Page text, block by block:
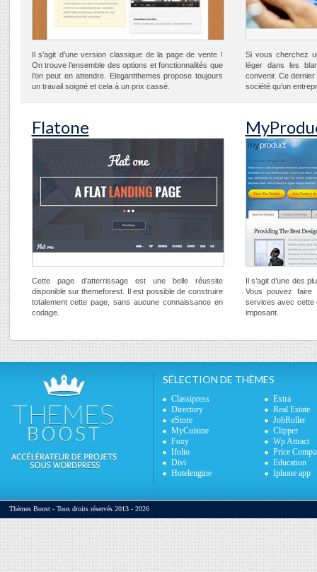
Il s’agit d’une version classique de la page de vente !
On trouve l’ensemble des options et fonctionnalités que
l’on peut en attendre. Elegantthemes propose toujours
un travail soigné et cela à un prix cassé.
Si vous cherchez
léger dans les
convenir. Ce
société qu’un
Flatone
Cette page d’atterrissage est une belle réussite
disponible sur themeforest. Il est possible de construire
totalement cette page, sans aucune connaissance en
codage.
Il s’agit d’une des
Vous pouvez
services avec cette
imposant.
SÉLECTION DE THÈMES
Classipress
Extra
Directory
Real Estate
eStore
JobRoller
MyCuisine
Clipper
Foxy
Wp Attract
Ifolio
Price
Divi
Education
Hotelengine
Iphone app
Thèmes Boost - Tous droits réservés 2013 - 2026